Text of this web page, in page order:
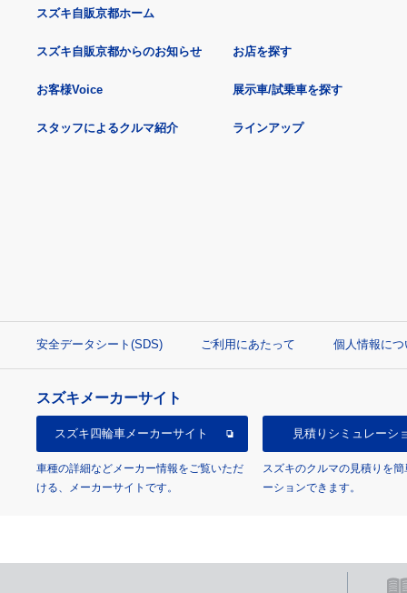
スズキ自販京都ホーム
スズキ自販京都からのお知らせ
お客様Voice
スタッフによるクルマ紹介
お店を探す
展示車/試乗車を探す
ラインアップ
安全データシート(SDS) ご利用にあたって 個人情報につ
スズキメーカーサイト
スズキ四輪車メーカーサイト
車種の詳細などメーカー情報をご覧いただ
ける、メーカーサイトです。
見積り シミュレーシ
スズキのクルマの見積りを
ーションできます。